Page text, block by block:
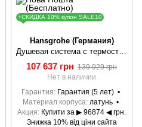
+СКИДКА 10% купон SALE10
Hansgrohe (Германия)
Душевая система с термостатом HANSGROHE RAINDANCE SELECT 360 SHOWERPIPE 27112000
107 637 грн 139 929 грн
Нет в наличии
Гарантия Гарантия (5 лет)
Материал корпуса латунь
Акция Купити за ▶ 96874 ◀ грн.
Знижка 10% від ціни сайта